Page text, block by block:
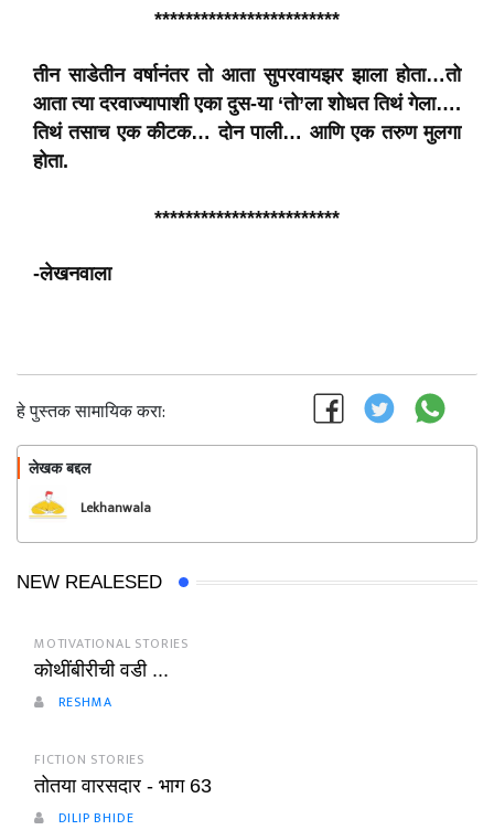
************************
तीन साडेतीन वर्षानंतर तो आता सुपरवायझर झाला होता…तो
आता त्या दरवाज्यापाशी एका दुस-या ‘तो’ला शोधत तिथं गेला….
तिथं तसाच एक कीटक… दोन पाली… आणि एक तरुण मुलगा
होता.
************************
-लेखनवाला
हे पुस्तक सामायिक करा:
लेखक बद्दल
Lekhanwala
NEW REALESED
MOTIVATIONAL STORIES
कोथींबीरीची वडी ...
RESHMA
FICTION STORIES
तोतया वारसदार - भाग 63
DILIP BHIDE